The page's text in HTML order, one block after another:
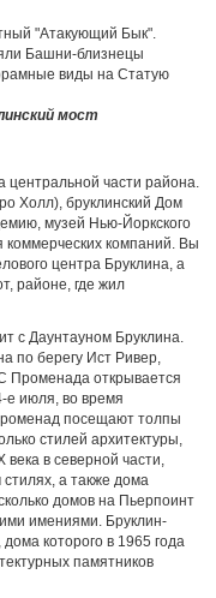
"Атакующий Бык".
Башни-близнецы
виды на Статую
мост
центральной части района.
Холл), бруклинский Дом
музей Нью-Йоркского
коммерческих компаний. Вы
центра Бруклина, а
районе, где жил
с Даунтауном Бруклина.
по берегу Ист Ривер,
Променада открывается
е июля, во время
посещают толпы
стилей архитектуры,
в северной части,
стилях, а также дома
домов на Пьерпоинт
имениями. Бруклин-
которого в 1965 года
памятников